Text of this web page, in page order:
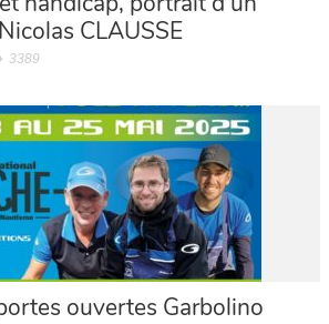
CLAUSSE
3389
ouvertes Garbolino